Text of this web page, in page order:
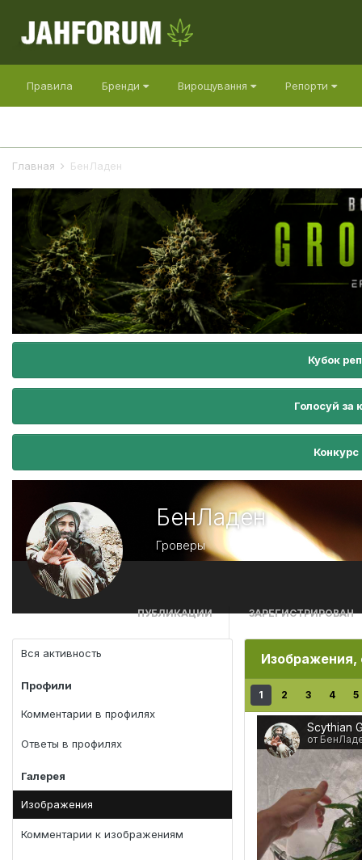
Правила Бренди Вирощування Репорти
Главная БенЛаден
Кубок
Голосуй
БенЛаден
Гроверы
ПУБЛИКАЦИИ ЗАРЕГИСТРИРОВАН
Вся активность
Профили
Комментарии в профилях
Ответы в профилях
Галерея
Изображения
Комментарии к изображениям
Изображения,
1 2 3 4 5
от